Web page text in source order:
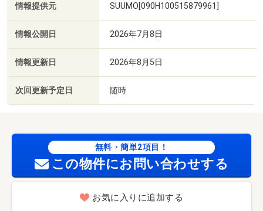
情報提供元 SUUMO[090H100515879961]
情報公開日 2026年7月8日
情報更新日 2026年8月5日
次回更新予定日 随時
無料・簡単2項目！
この物件にお問い合わせする
お気に入りに追加する